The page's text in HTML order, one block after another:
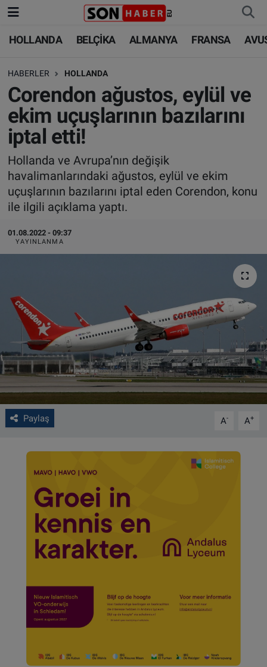
HOLLANDA BELÇİKA ALMANYA FRANSA
HABERLER HOLLANDA
Corendon ağustos, eylül ve
ekim uçuşlarının bazılarını
iptal etti!
Hollanda ve Avrupa’nın değişik
havalimanlarındaki ağustos, eylül ve ekim
uçuşlarının bazılarını iptal eden Corendon, konu
ile ilgili açıklama yaptı.
01.08.2022 - 09:37
YAYINLANMA
Paylaş A- A+
HOLLANDA
BELÇİKA
ALMANYA
FRANSA
AVUSTURYA
SAĞLIK - YAŞAM
BİLİM-TEKNOLOJİ
HOLLANDA
BELÇİKA
ALMANYA
TÜRKİYE
DÜNYA
BİLİM-TEKNOLOJİ
SAĞLIK
ALGEMENE VOORWAARDEN
CONTACT
Çerez Politikası
Nöbetçi Eczaneler
Hava Durumu
Trafik Durumu
Süper Lig Puan Durumu ve Fikstür
Tüm Manşetler
Son Dakika Haberleri
Haber Arşivi